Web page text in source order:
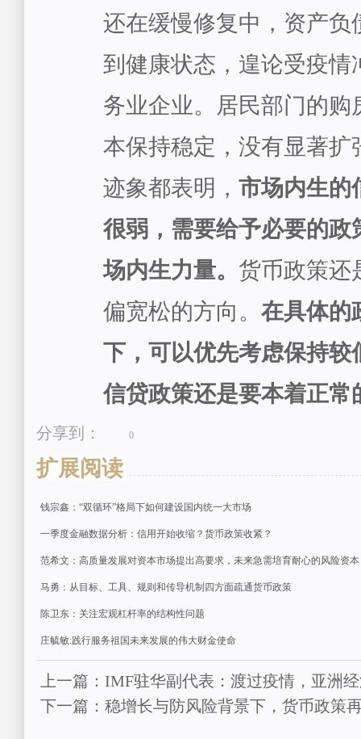
还在缓慢修复中，资产负
到健康状态，遑论受疫情
务业企业。居民部门的购
本保持稳定，没有显著扩
迹象都表明， 市场内生的
很弱，需要给予必要的政
场内生力量。 货币政策还
偏宽松的方向。 在具体的
下，可以优先考虑保持较
信贷政策还是要本着正常
分享到： 0
扩展阅读
钱宗鑫：“双循环”格局下如何建设国内统一大市场
一季度金融数据分析：信用开始收缩？货币政策收紧？
范希文：高质量发展对资本市场提出高要求，未来急需培育耐心的风险资本
马勇：从目标、工具、规则和传导机制四方面疏通货币政策
陈卫东：关注宏观杠杆率的结构性问题
庄毓敏:践行服务祖国未来发展的伟大财金使命
上一篇：IMF驻华副代表：渡过疫情，亚洲
下一篇：稳增长与防风险背景下，货币政策